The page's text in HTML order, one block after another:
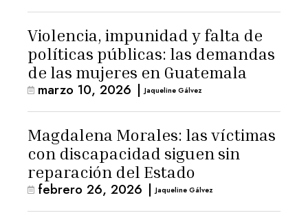
Violencia, impunidad y falta de
políticas públicas: las demandas
de las mujeres en Guatemala
marzo 10, 2026 | Jaqueline Gálvez
Magdalena Morales: las víctimas
con discapacidad siguen sin
reparación del Estado
febrero 26, 2026 | Jaqueline Gálvez